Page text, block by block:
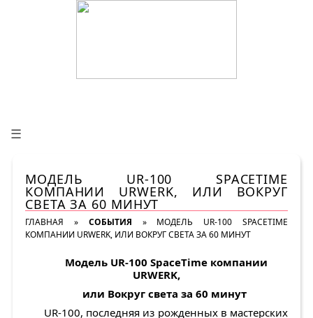
☰
МОДЕЛЬ UR-100 SPACETIME
КОМПАНИИ URWERK, ИЛИ ВОКРУГ
СВЕТА ЗА 60 МИНУТ
ГЛАВНАЯ » СОБЫТИЯ » МОДЕЛЬ UR-100 SPACETIME
КОМПАНИИ URWERK, ИЛИ ВОКРУГ СВЕТА ЗА 60 МИНУТ
Модель UR-100 SpaceTimeкомпании
URWERK,
или Вокруг света за 60 минут
UR-100, последняя из рожденных в мастерских